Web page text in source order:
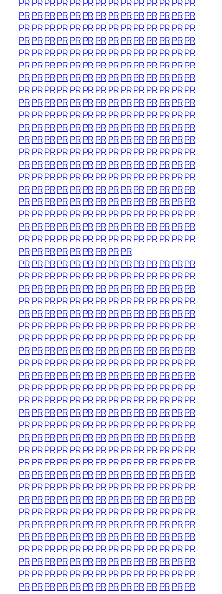
PRPRPRPRPR PRPRPRPRPRPRPR PRPR
PRPRPRPRPR PRPRPRPRPRPRPR PRPR
PRPRPRPRPR PRPRPRPRPRPRPR PRPR
PRPRPRPRPR PRPRPRPRPRPRPR PRPR
PRPRPRPRPR PRPRPRPRPRPRPR PRPR
PRPRPRPRPR PRPRPRPRPRPRPR PRPR
PRPRPRPRPR PRPRPRPRPRPRPR PRPR
PRPRPRPRPR PRPRPRPRPRPRPR PRPR
PRPRPRPRPR PRPRPRPRPRPRPR PRPR
PRPRPRPRPR PRPRPRPRPRPRPR PRPR
PRPRPRPRPR PRPRPRPRPRPRPR PRPR
PRPRPRPRPR PRPRPRPRPRPRPR PRPR
PRPRPRPRPR PRPRPRPRPRPRPR PRPR
PRPRPRPRPR PRPRPRPRPRPRPR PRPR
PRPRPRPRPR PRPRPRPRPRPRPR PRPR
PRPRPRPRPR PRPRPRPRPRPRPR PRPR
PRPRPRPRPR PRPRPRPRPRPRPR PRPR
PRPRPRPRPR PRPRPRPRPRPRPR PRPR
PRPRPRPRPR PRPRPRPRPRPRPR PRPR
PRPRPRPRPR PRPRPRPRPRPRPR PRPR
PRPRPRPRPR PRPRPRPR
PRPRPRPRPR PRPRPRPRPRPRPR PRPR
PRPRPRPRPR PRPRPRPRPRPRPR PRPR
PRPRPRPRPR PRPRPRPRPRPRPR PRPR
PRPRPRPRPR PRPRPRPRPRPRPR PRPR
PRPRPRPRPR PRPRPRPRPRPRPR PRPR
PRPRPRPRPR PRPRPRPRPRPRPR PRPR
PRPRPRPRPR PRPRPRPRPRPRPR PRPR
PRPRPRPRPR PRPRPRPRPRPRPR PRPR
PRPRPRPRPR PRPRPRPRPRPRPR PRPR
PRPRPRPRPR PRPRPRPRPRPRPR PRPR
PRPRPRPRPR PRPRPRPRPRPRPR PRPR
PRPRPRPRPR PRPRPRPRPRPRPR PRPR
PRPRPRPRPR PRPRPRPRPRPRPR PRPR
PRPRPRPRPR PRPRPRPRPRPRPR PRPR
PRPRPRPRPR PRPRPRPRPRPRPR PRPR
PRPRPRPRPR PRPRPRPRPRPRPR PRPR
PRPRPRPRPR PRPRPRPRPRPRPR PRPR
PRPRPRPRPR PRPRPRPRPRPRPR PRPR
PRPRPRPRPR PRPRPRPRPRPRPR PRPR
PRPRPRPRPR PRPRPRPRPRPRPR PRPR
PRPRPRPRPR PRPRPRPRPRPRPR PRPR
PRPRPRPRPR PRPRPRPRPRPRPR PRPR
PRPRPRPRPR PRPRPRPRPRPRPR PRPR
PRPRPRPRPR PRPRPRPRPRPRPR PRPR
PRPRPRPRPR PRPRPRPRPRPRPR PRPR
PRPRPRPRPR PRPRPRPRPRPRPR PRPR
PRPRPRPRPR PRPRPRPRPRPRPR PRPR